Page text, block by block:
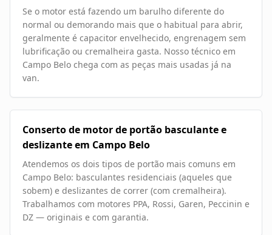
Se o motor está fazendo um barulho diferente do
normal ou demorando mais que o habitual para abrir,
geralmente é capacitor envelhecido, engrenagem sem
lubrificação ou cremalheira gasta. Nosso técnico em
Campo Belo chega com as peças mais usadas já na
van.
Conserto de motor de portão basculante e
deslizante em Campo Belo
Atendemos os dois tipos de portão mais comuns em
Campo Belo: basculantes residenciais (aqueles que
sobem) e deslizantes de correr (com cremalheira).
Trabalhamos com motores PPA, Rossi, Garen, Peccinin e
DZ — originais e com garantia.